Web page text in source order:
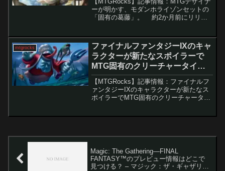
ーが明かす、モダンホライゾンセットの
「固有の葛藤」。 約2か月前にリリー
ーズウォーターの2024年デザインに関す
る最...
mtgrocks
ファイナルファンタジーIXのキャ
ラクターが新たなスポイラーで
MTG固有のクリーチャータイプ
を獲得。 – マジック：ザ・ギャザ
リング
【MTGRocks】記事情報：ファイナルフ
ァンタジーIXのキャラクターが新たなス
ポイラーでMTG固有のクリーチャータイ
Magic: The Gathering—FINAL
FANTASY™のプレビュー情報はどこで
見つける？ – マジック：ザ・ギャザリン